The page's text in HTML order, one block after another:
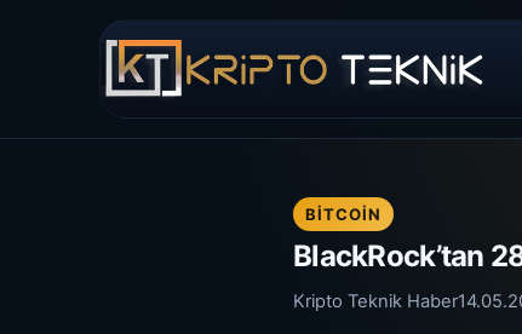
BITCOIN
BlackRock’tan
Kripto Teknik Haber